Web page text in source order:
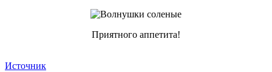
Приятного аппетита!
Источник